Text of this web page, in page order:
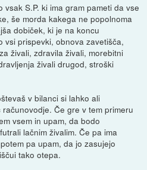
S.P. ki ima gram pameti da vse
še morda kakega ne popolnoma
dobiček, ki je na koncu
vsi prispevki, obnova zavetišča,
živali, zdravila živali, morebitni
živali drugod, stroški
v bilanci si lahko ali
Če gre v tem primeru
vsem in upam, da bodo
lačnim živalim. Če pa ima
pa upam, da jo zasujejo
tako otepa.